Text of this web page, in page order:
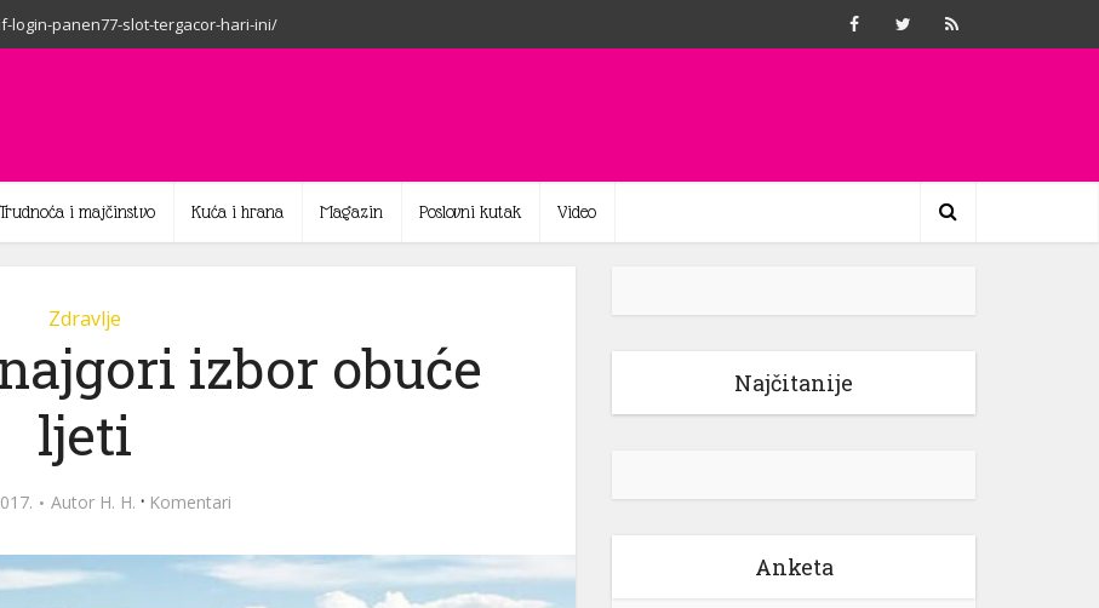
panen77-slot-tergacor-hari-ini/
Trudnoća i majčinstvo Kuća i hrana Magazin Poslovni kutak Video
Zdravlje
izbor obuće
ljeti
Autor H. H. · Komentari
Najčitanije
Anketa